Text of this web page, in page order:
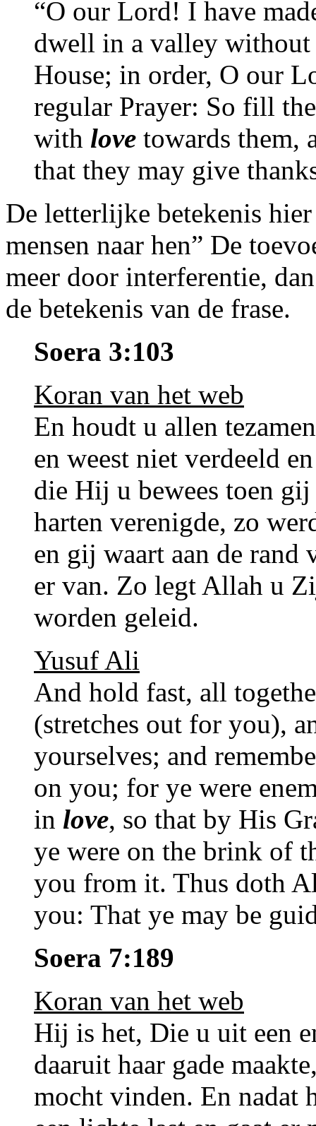
“O our Lord! I have
dwell in a valley
House; in order, O our
regular Prayer: So fill
with love towards them,
that they may give
De letterlijke betekenis
mensen naar hen” De
meer door interferentie,
de betekenis van de frase.
Soera 3:103
Koran van het web
En houdt u allen
en weest niet verdeeld
die Hij u bewees toen
harten verenigde, zo
en gij waart aan de rand
er van. Zo legt Allah u
worden geleid.
Yusuf Ali
And hold fast, all
(stretches out for you),
yourselves; and
on you; for ye were
in love, so that by His
ye were on the brink of
you from it. Thus doth
you: That ye may be
Soera 7:189
Koran van het web
Hij is het, Die u uit een
daaruit haar gade
mocht vinden. En nadat